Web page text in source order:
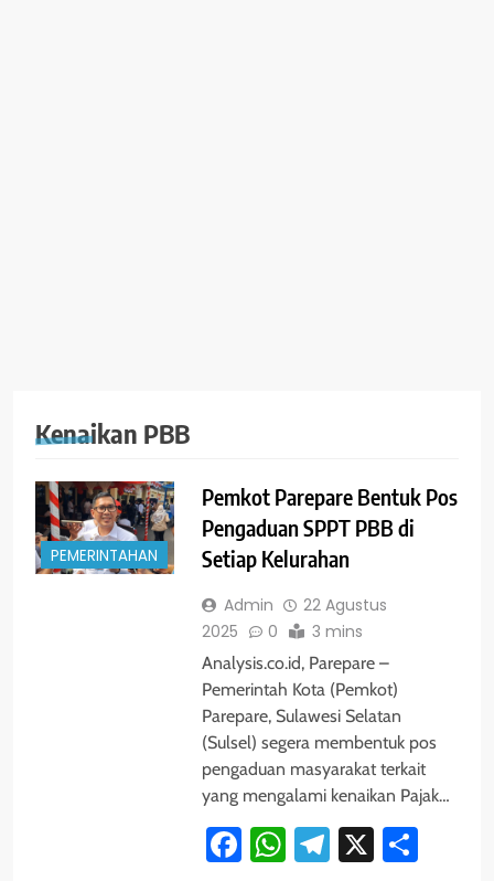
Kenaikan PBB
PEMERINTAHAN
Pemkot Parepare Bentuk Pos
Pengaduan SPPT PBB di
Setiap Kelurahan
Admin
22 Agustus
2025
0 3 mins
Analysis.co.id, Parepare –
Pemerintah Kota (Pemkot)
Parepare, Sulawesi Selatan
(Sulsel) segera membentuk pos
pengaduan masyarakat terkait
yang mengalami kenaikan Pajak…
Facebook
WhatsApp
Telegram
X